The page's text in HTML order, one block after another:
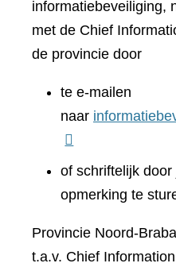
informatiebeveiliging,
met de Chief
de provincie door
te e-mailen
naar
of schriftelijk
opmerking te
Provincie Noord-
t.a.v. Chief